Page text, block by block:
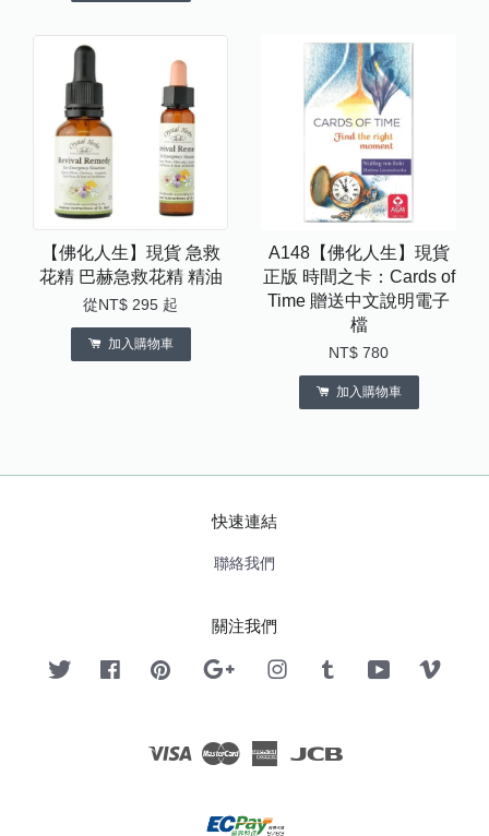
【佛化人生】現貨 急救
花精 巴赫急救花精 精油
從 NT$ 295 起
加入購物車
A148【佛化人生】現貨
正版 時間之卡：Cards of
Time 贈送中文說明電子
檔
NT$ 780
加入購物車
快速連結
聯絡我們
關注我們
Twitter FacebookPinterest Google InstagramTumblr YouTube
Visa Master American